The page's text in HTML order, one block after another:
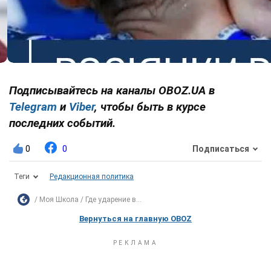
Подписывайтесь на каналы OBOZ.UA в
Telegram и Viber, чтобы быть в курсе
последних событий.
0 0 Подписаться
Теги Редакционная политика
Моя Школа Где ударение в...
Вернуться на главную OBOZ